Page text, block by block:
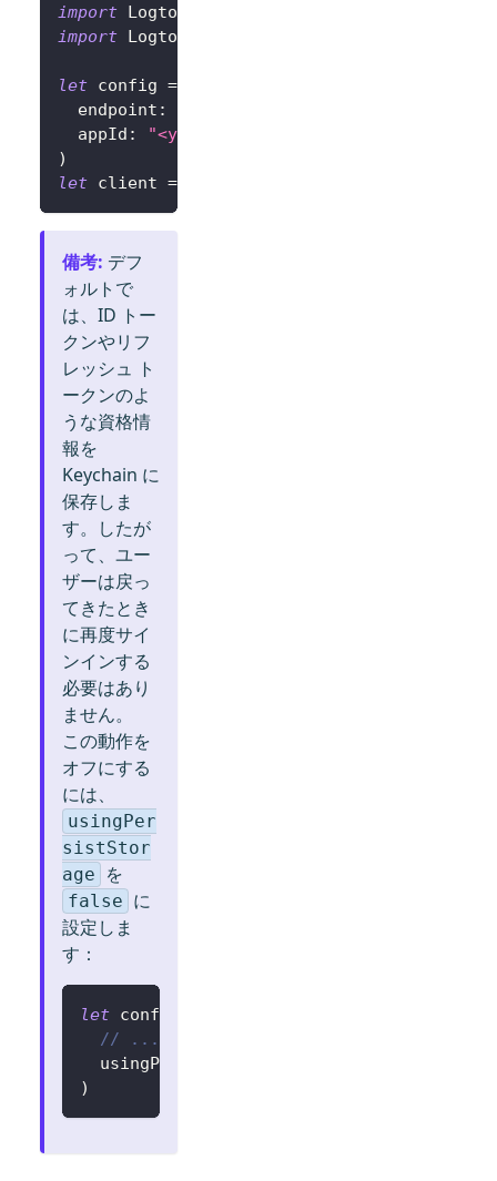
import Logto
import LogtoClient
let config =
  endpoint
:
  appId
:
"<your-app-id>"
)
let client =
備考: デフ
ォルトで
は、ID トー
クンやリフ
レッシュ ト
ークンのよ
うな資格情
報を
Keychain に
保存しま
す。したが
って、ユー
ザーは戻っ
てきたとき
に再度サイ
ンインする
必要はあり
ません。
この動作を
オフにする
には、
usingPer
sistStor
age
を
false に
設定しま
す：
let config
// ...
  usingPersistStorage
)